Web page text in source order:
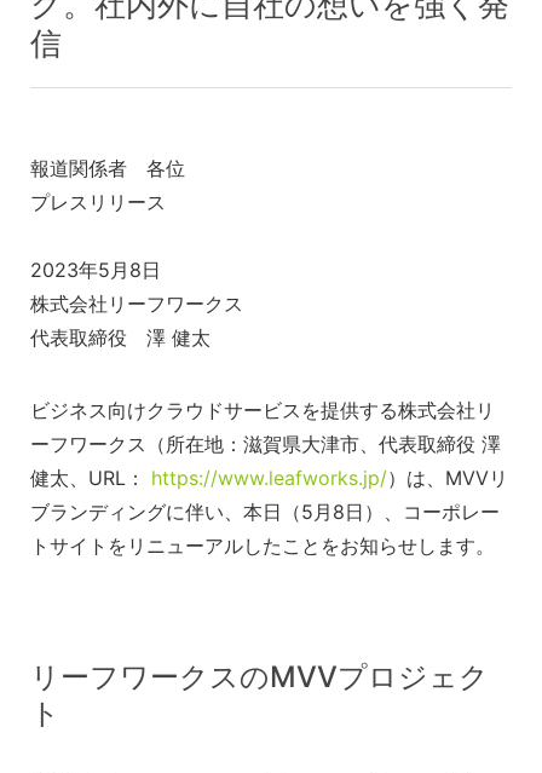
信
報道関係者 各位
プレスリリース
2023年5月8日
株式会社リーフワークス
代表取締役 澤 健太
ビジネス向けクラウドサービスを提供する株式会社リ
ーフワークス（所在地：滋賀県大津市、代表取締役 澤
健太、URL： https://www.leafworks.jp/）は、MVVリ
ブランディングに伴い、本日（5月8日）、コーポレー
トサイトをリニューアルしたことをお知らせします。
リーフワークスのMVVプロジェク
ト